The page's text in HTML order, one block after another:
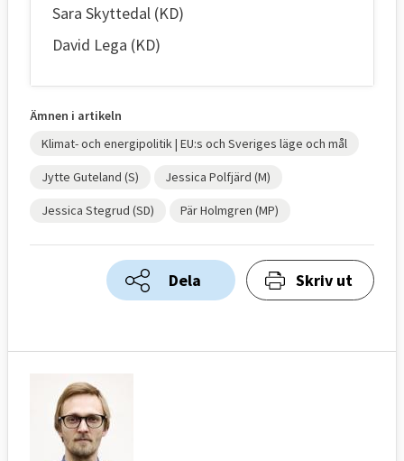
Sara Skyttedal (KD)
David Lega (KD)
Ämnen i artikeln
Klimat- och energipolitik | EU:s och Sveriges läge och mål
Jytte Guteland (S) Jessica Polfjärd (M)
Jessica Stegrud (SD) Pär Holmgren (MP)
Dela Skriv ut